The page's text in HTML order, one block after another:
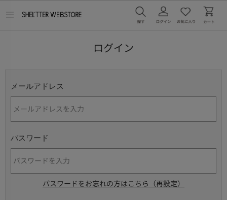
ログイン
メールアドレス
パスワード
パスワードをお忘れの方はこちら（再設定）